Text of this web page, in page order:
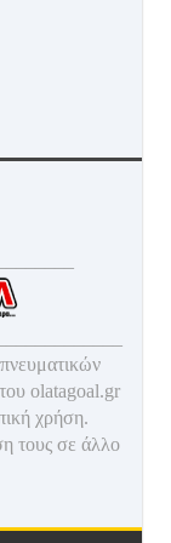
olatagoal.gr
χρήση.
τους σε άλλο